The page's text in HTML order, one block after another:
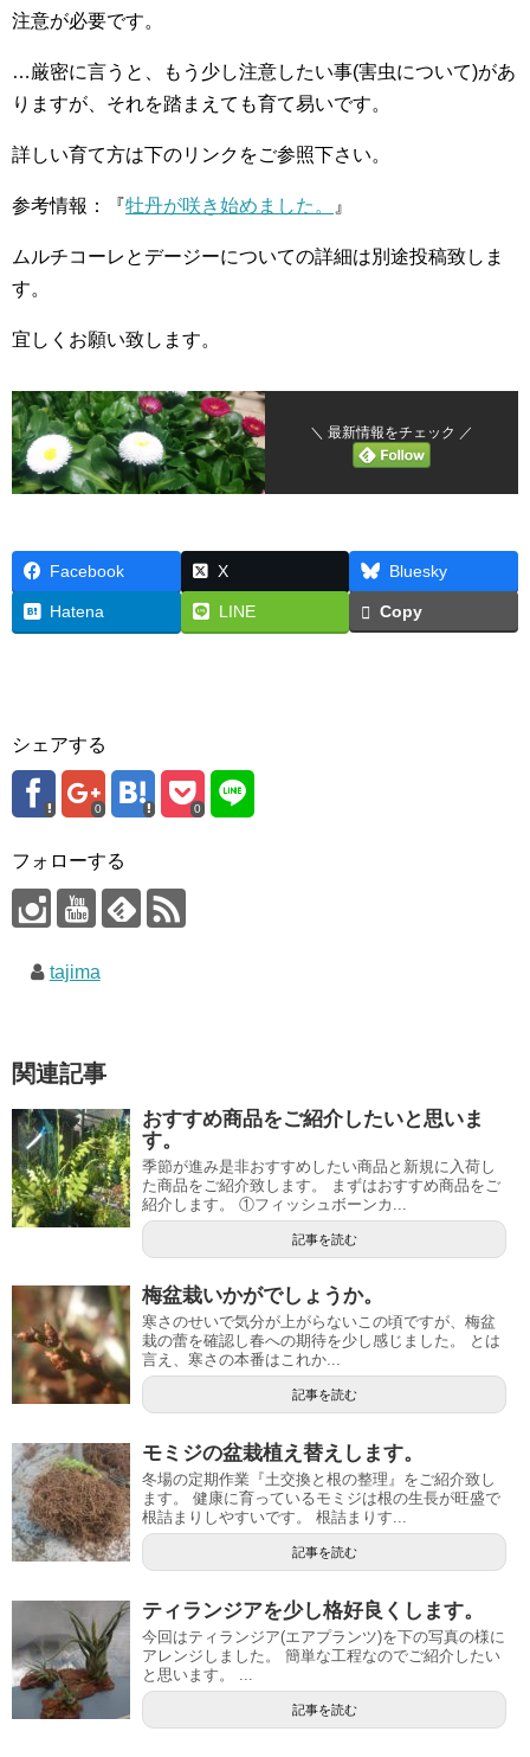
注意が必要です。
…厳密に言うと、もう少し注意したい事(害虫について)があ
りますが、それを踏まえても育て易いです。
詳しい育て方は下のリンクをご参照下さい。
参考情報：『牡丹が咲き始めました。 』
ムルチコーレとデージーについての詳細は別途投稿致しま
す。
宜しくお願い致します。
＼ 最新情報をチェック ／
Facebook X Bluesky
Hatena LINE Copy
シェアする
0 0
フォローする
tajima
関連記事
おすすめ商品をご紹介したいと思いま
す。
季節が進み是非おすすめしたい商品と新規に入荷し
た商品をご紹介致します。 まずはおすすめ商品をご
紹介します。 ①フィッシュボーンカ...
記事を読む
梅盆栽いかがでしょうか。
寒さのせいで気分が上がらないこの頃ですが、梅盆
栽の蕾を確認し春への期待を少し感じました。 とは
言え、寒さの本番はこれか...
記事を読む
モミジの盆栽植え替えします。
冬場の定期作業『土交換と根の整理』をご紹介致し
ます。 健康に育っているモミジは根の生長が旺盛で
根詰まりしやすいです。 根詰まりす...
記事を読む
ティランジアを少し格好良くします。
今回はティランジア(エアプランツ)を下の写真の様に
アレンジしました。 簡単な工程なのでご紹介したい
と思います。 ...
記事を読む